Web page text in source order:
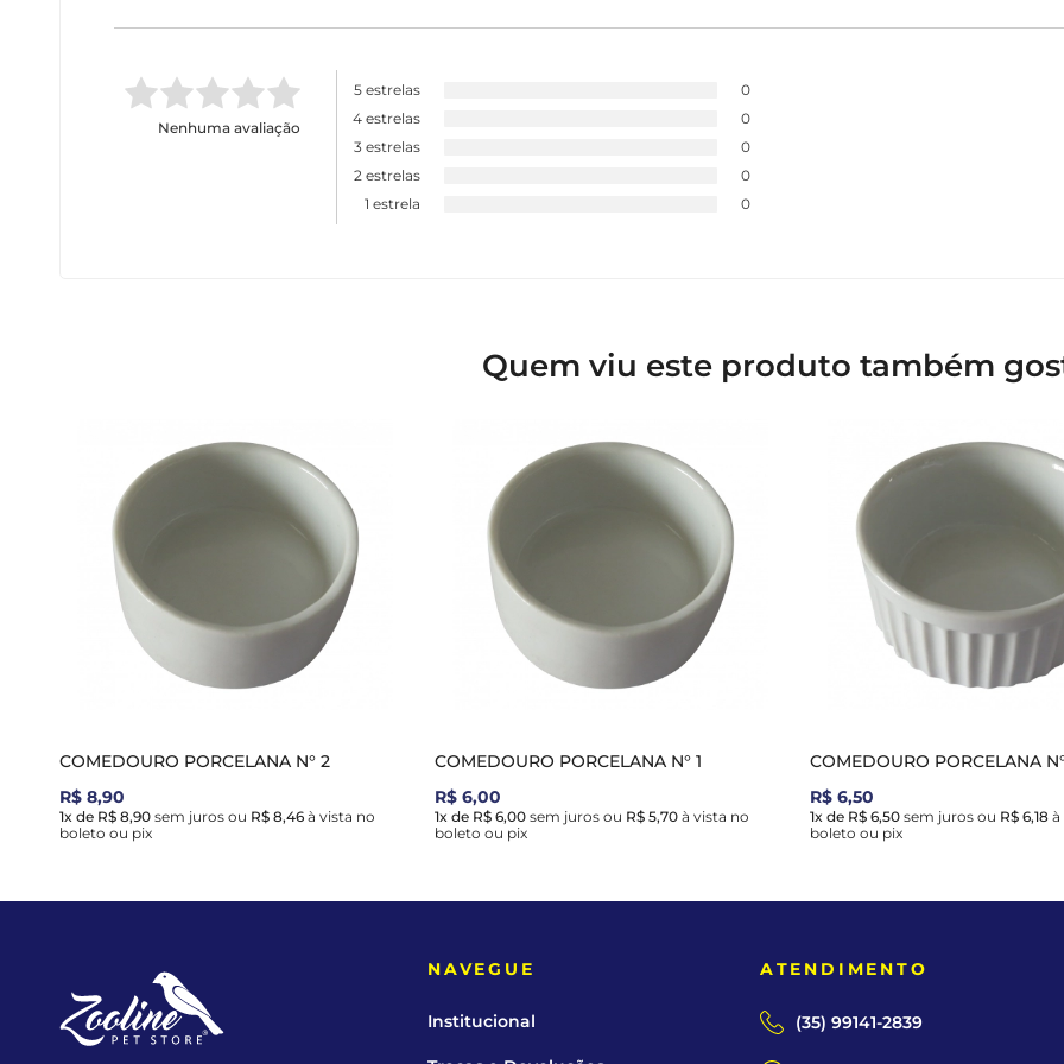
Nenhuma avaliação
5 estrelas
0
4 estrelas
0
3 estrelas
0
2 estrelas
0
1 estrela
0
Quem viu este produto também
COMEDOURO PORCELANA N° 2
R$ 8,90
1x de R$ 8,90 sem juros ou R$ 8,46 à vista no
boleto ou pix
COMEDOURO PORCELANA N° 1
R$ 6,00
1x de R$ 6,00 sem juros ou R$ 5,70 à vista no
boleto ou pix
COMEDOURO PORCELANA
R$ 6,50
1x de R$ 6,50 sem juros ou R$ 6,18 à
boleto ou pix
NAVEGUE
Institucional
ATENDIMENTO
(35) 99141-2839